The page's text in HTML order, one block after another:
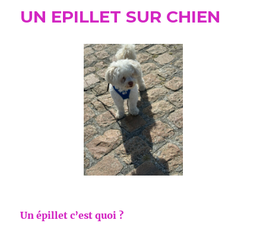
UN EPILLET SUR CHIEN
Un épillet c’est quoi ?